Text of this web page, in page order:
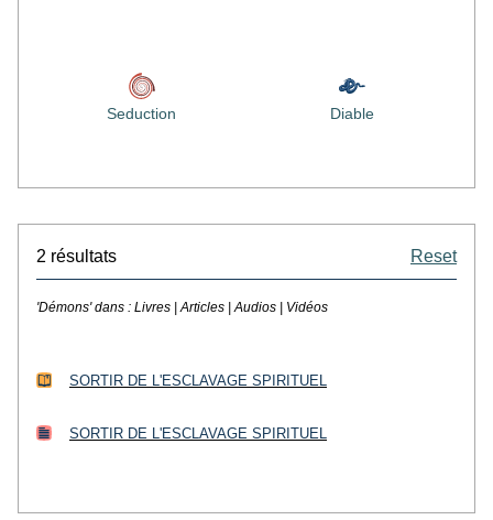
Seduction Diable
2 résultats Reset
'Démons' dans : Livres | Articles | Audios | Vidéos
SORTIR DE L'ESCLAVAGE SPIRITUEL
SORTIR DE L'ESCLAVAGE SPIRITUEL